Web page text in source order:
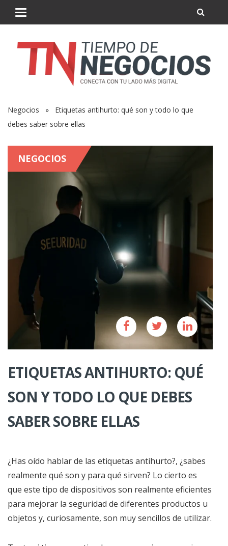
Negocios » Etiquetas antihurto: qué son y todo lo que
debes saber sobre ellas
NEGOCIOS
ETIQUETAS ANTIHURTO: QUÉ
SON Y TODO LO QUE DEBES
SABER SOBRE ELLAS
¿Has oído hablar de las etiquetas antihurto?, ¿sabes
realmente qué son y para qué sirven? Lo cierto es
que este tipo de dispositivos son realmente eficientes
para mejorar la seguridad de diferentes productos u
objetos y, curiosamente, son muy sencillos de utilizar.